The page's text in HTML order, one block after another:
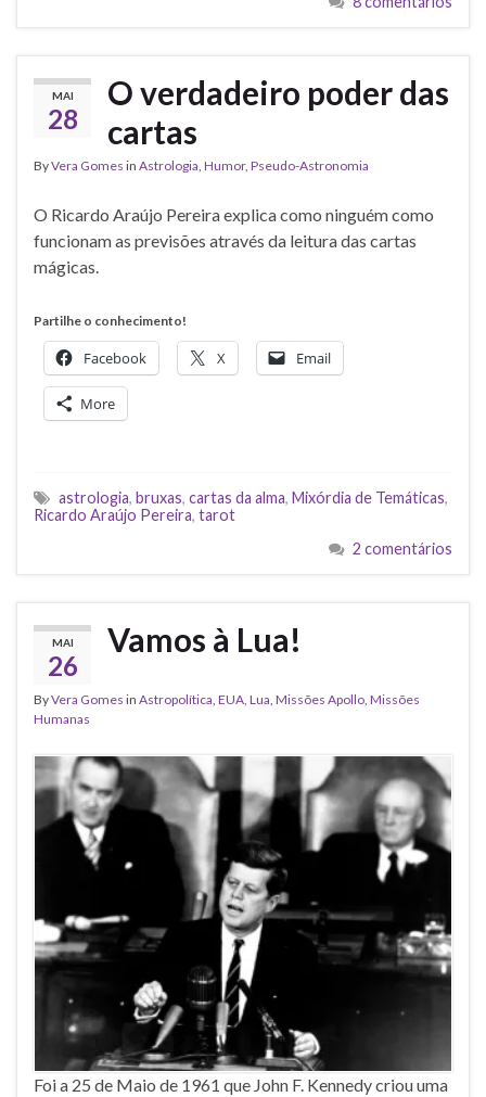
MAI
28
O verdadeiro poder das
cartas
ByVera Gomes in Astrologia Humor, Pseudo-Astronomia
O Ricardo Araújo Pereira explica como ninguém como
funcionam as previsões através da leitura das cartas
mágicas.
Partilhe o conhecimento!
Facebook X Email
More
astrologia, bruxas, cartas da alma, Mixórdia de Temáticas,
Ricardo Araújo Pereira, tarot
2 comentários
MAI
26
Vamos à Lua!
ByVera Gomes in Astropolítica EUA Lua Missões Apollo Missões
Humanas
Foi a 25 de Maio de 1961 que John F. Kennedy criou uma